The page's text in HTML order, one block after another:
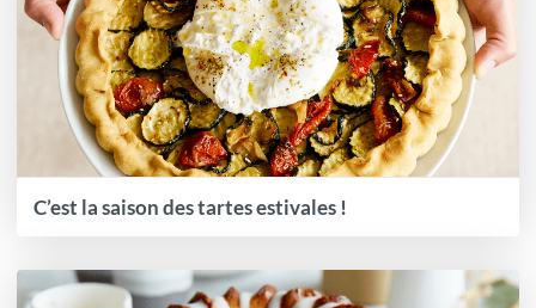
C’est la saison des tartes estivales !